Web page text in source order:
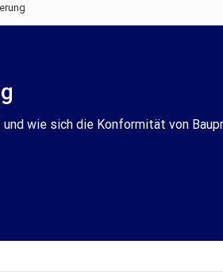
wie sich die Konformität von